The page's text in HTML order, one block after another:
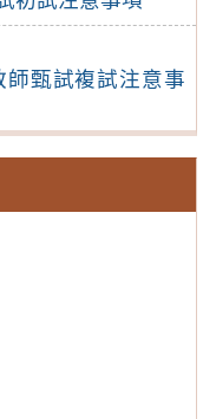
師甄試複試注意事